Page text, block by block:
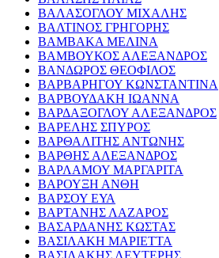
ΒΑΛΑΣΟΓΛΟΥ ΜΙΧΑΛΗΣ
ΒΑΛΤΙΝΟΣ ΓΡΗΓΟΡΗΣ
ΒΑΜΒΑΚΑ ΜΕΛΙΝΑ
ΒΑΜΒΟΥΚΟΣ ΑΛΕΞΑΝΔΡΟΣ
ΒΑΝΔΩΡΟΣ ΘΕΟΦΙΛΟΣ
ΒΑΡΒΑΡΗΓΟΥ ΚΩΝΣΤΑΝΤΙΝΑ
ΒΑΡΒΟΥΔΑΚΗ ΙΩΑΝΝΑ
ΒΑΡΔΑΞΟΓΛΟΥ ΑΛΕΞΑΝΔΡΟΣ
ΒΑΡΕΛΗΣ ΣΠΥΡΟΣ
ΒΑΡΘΑΛΙΤΗΣ ΑΝΤΩΝΗΣ
ΒΑΡΘΗΣ ΑΛΕΞΑΝΔΡΟΣ
ΒΑΡΛΑΜΟΥ ΜΑΡΓΑΡΙΤΑ
ΒΑΡΟΥΞΗ ΑΝΘΗ
ΒΑΡΣΟΥ ΕΥΑ
ΒΑΡΤΑΝΗΣ ΛΑΖΑΡΟΣ
ΒΑΣΑΡΔΑΝΗΣ ΚΩΣΤΑΣ
ΒΑΣΙΛΑΚΗ ΜΑΡΙΕΤΤΑ